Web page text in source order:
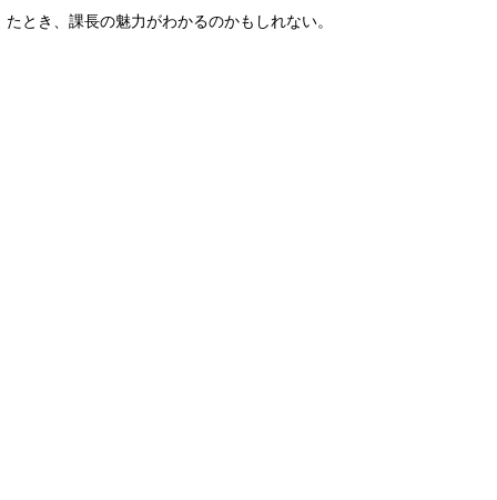
たとき、課長の魅力がわかるのかもしれない。